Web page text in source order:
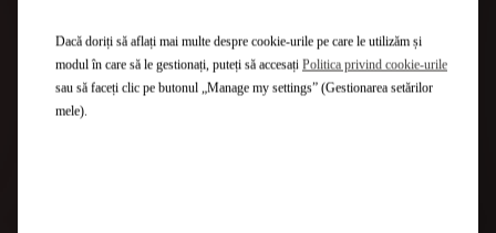
Dacă doriți să aflați mai multe despre cookie-urile pe care le utilizăm și
modul în care să le gestionați, puteți să accesați Politica privind cookie-urile
sau să faceți clic pe butonul „Manage my settings” (Gestionarea setărilor
mele).